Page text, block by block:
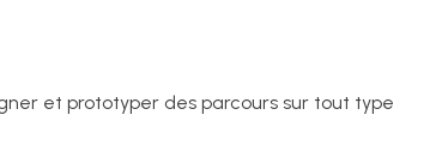
et prototyper des parcours sur tout type